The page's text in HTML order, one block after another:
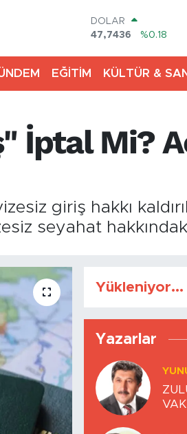
DOLAR
47,7436
%0.18
STERLİN
64,4811
%0.38
BİST100
13.779
%-14
EĞİTİM KÜLTÜR &
İptal Mi?
giriş hakkı
seyahat
Yükleniyor...
Yazarlar